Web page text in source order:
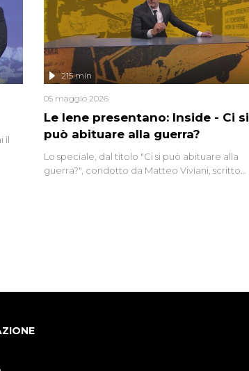
il
Le Iene presentano: Inside - Ci si
può abituare alla guerra?
215 min
05 maggio 2026
Lo speciale, dal titolo "Ci si può abituare alla
guerra?", condotto da Matteo Viviani, scritto